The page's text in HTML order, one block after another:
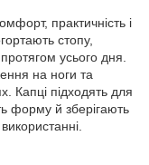
практичність і
стопу,
усього дня.
на ноги та
Капці підходять для
форму й зберігають